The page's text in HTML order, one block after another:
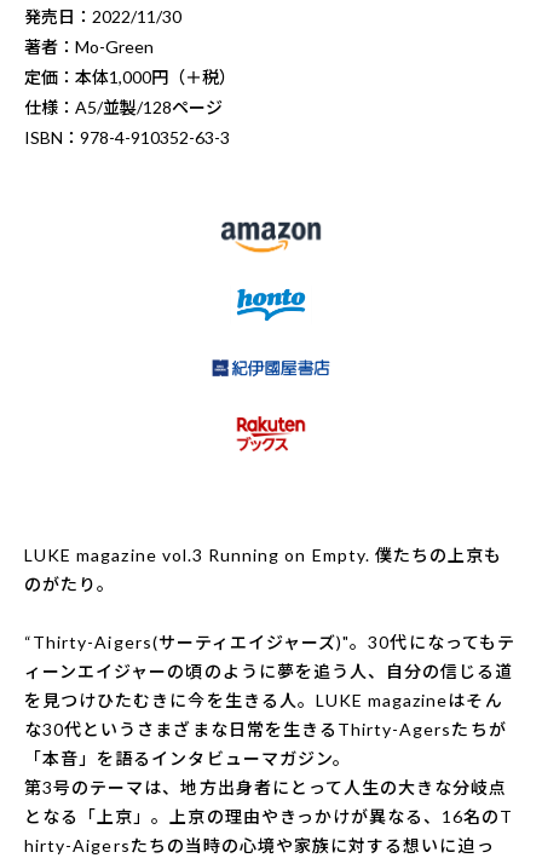
発売日：2022/11/30
著者：Mo-Green
定価：本体1,000円（＋税）
仕様：A5/並製/128ページ
ISBN：978-4-910352-63-3
LUKE magazine vol.3 Running on Empty. 僕たちの上京も
のがたり。
“Thirty-Aigers(サーティエイジャーズ)"。30代になってもテ
ィーンエイジャーの頃のように夢を追う人、自分の信じる道
を見つけひたむきに今を生きる人。LUKE magazineはそん
な30代というさまざまな日常を生きるThirty-Agersたちが
「本音」を語るインタビューマガジン。
第3号のテーマは、地方出身者にとって人生の大きな分岐点
となる「上京」。上京の理由やきっかけが異なる、16名のT
hirty-Aigersたちの当時の心境や家族に対する想いに迫っ